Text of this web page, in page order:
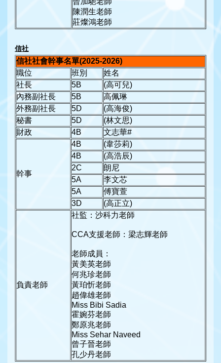
陳潤生老師
莊燦鴻老師
信社
信社社會幹事名單(2025-2026)
職位
班別
姓名
社長
5B
(高可兒)
內務副社長
5B
高佩琳
外務副社長
5D
(高海俊)
秘書
5D
(林文思)
財政
4B 文志華#
幹事
4B
(韋莎莉)
4B
(高浩辰)
2C
朗尼
5A
李文芯
5A
傅寶萱
3D
(高正立)
負責老師
社監：沙科力老師
CCA支援老師：梁志輝老師
老師成員：
黃美英老師
何兆珍老師
黃珀忻老師
趙偉雄老師
Miss Bibi Sadia
霍婉芬老師
鄭原兆老師
Miss Sehar Naveed
曾子晉老師
孔少丹老師